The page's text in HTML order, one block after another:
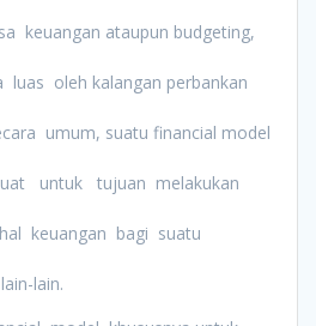
keuangan ataupun budgeting,
oleh kalangan perbankan
umum, suatu financial model
untuk tujuan melakukan
keuangan bagi suatu
lain.